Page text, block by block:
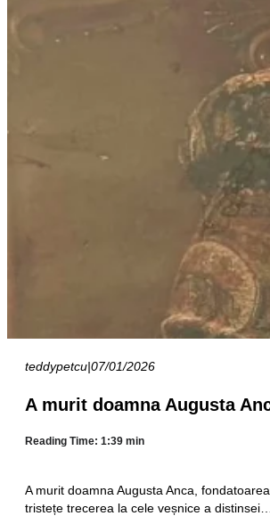
teddypetcu|07/01/2026
A murit doamna Augusta
Reading Time: 1:39 min
A murit doamna Augusta Anca,
tristețe trecerea la cele veșnice a distinsei…